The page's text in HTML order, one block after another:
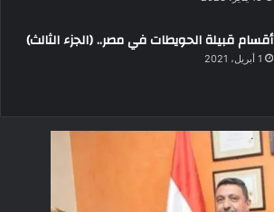
أقسام قبيلة الحويطات في مصر.. (الجزء الثالث)
1 أبريل، 2021